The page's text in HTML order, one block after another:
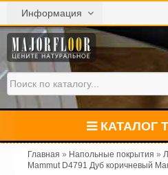
Информация
КАТАЛОГ
Главная » Напольные покрытия »
Mammut D4791 Дуб коричневый